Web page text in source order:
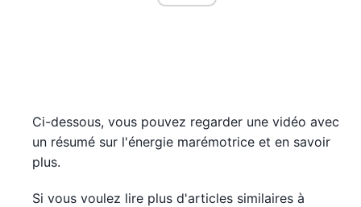
Ci-dessous, vous pouvez regarder une vidéo avec
un résumé sur l'énergie marémotrice et en savoir
plus.
Si vous voulez lire plus d'articles similaires à